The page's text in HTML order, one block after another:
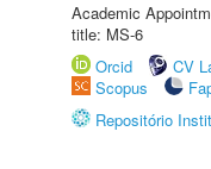
Academic
title: MS-6
Orcid
CV
Scopus
Repositório